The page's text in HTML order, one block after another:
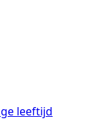
leeftijd